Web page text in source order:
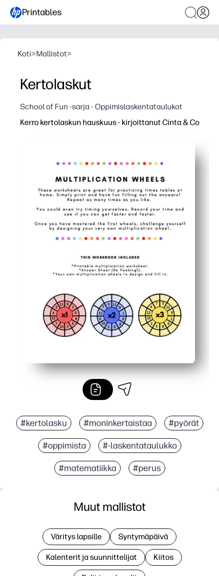
Printables
Koti>Mallistot>
Kertolaskut
School of Fun -sarja - Oppimislaskentataulukot
Kerro kertolaskun hauskuus - kirjoittanut Cinta & Co
#kertolasku #moninkertaistaa #pyörät
#oppimista #-laskentataulukko
#matematiikka #perus
Muut mallistot
Väritys lapsille Syntymäpäivä
Kalenterit ja suunnittelijat Kiitos